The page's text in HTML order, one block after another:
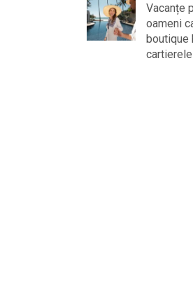
Vacanțe
oameni
boutique